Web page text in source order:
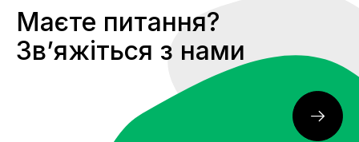
Маєте питання?
Звʼяжіться з нами